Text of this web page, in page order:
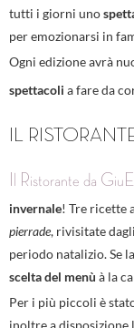
tutti i giorni uno
per emozionarsi in
Ogni edizione avrà
spettacoli a fare da
IL
Il Ristorante da
invernale! Tre ricette
pierrade, rivisitate
periodo natalizio. Se
scelta del menù à la
Per i più piccoli è
inoltre a disposizione